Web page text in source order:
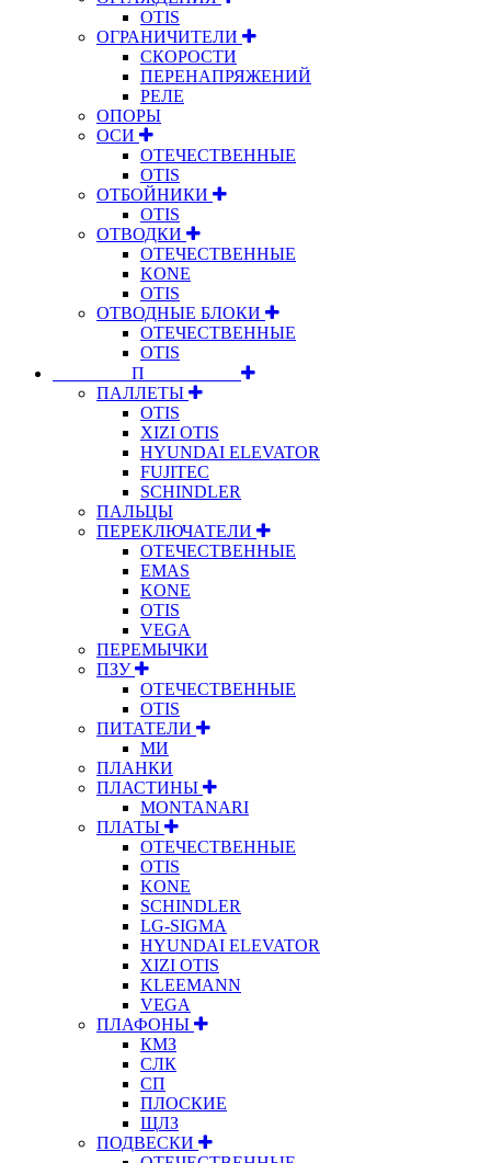
OTIS
ОГРАНИЧИТЕЛИ
СКОРОСТИ
ПЕРЕНАПРЯЖЕНИЙ
РЕЛЕ
ОПОРЫ
ОСИ
ОТЕЧЕСТВЕННЫЕ
OTIS
ОТБОЙНИКИ
OTIS
ОТВОДКИ
ОТЕЧЕСТВЕННЫЕ
KONE
OTIS
ОТВОДНЫЕ БЛОКИ
ОТЕЧЕСТВЕННЫЕ
OTIS
⠀⠀⠀⠀⠀⠀П⠀⠀⠀⠀⠀⠀⠀
ПАЛЛЕТЫ
OTIS
XIZI OTIS
HYUNDAI ELEVATOR
FUJITEC
SCHINDLER
ПАЛЬЦЫ
ПЕРЕКЛЮЧАТЕЛИ
ОТЕЧЕСТВЕННЫЕ
EMAS
KONE
OTIS
VEGA
ПЕРЕМЫЧКИ
ПЗУ
ОТЕЧЕСТВЕННЫЕ
OTIS
ПИТАТЕЛИ
МИ
ПЛАНКИ
ПЛАСТИНЫ
MONTANARI
ПЛАТЫ
ОТЕЧЕСТВЕННЫЕ
OTIS
KONE
SCHINDLER
LG-SIGMA
HYUNDAI ELEVATOR
XIZI OTIS
KLEEMANN
VEGA
ПЛАФОНЫ
КМЗ
СЛК
СП
ПЛОСКИЕ
ЩЛЗ
ПОДВЕСКИ